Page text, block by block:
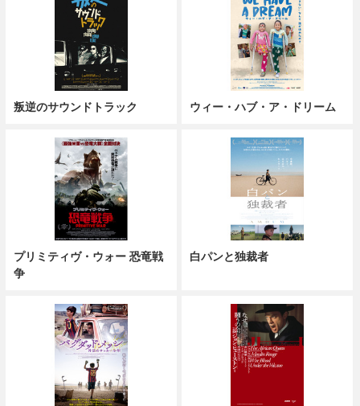
叛逆のサウンドトラック ウィー・ハブ・ア・ドリーム
プリミティヴ・ウォー 恐竜戦
争
白パンと独裁者